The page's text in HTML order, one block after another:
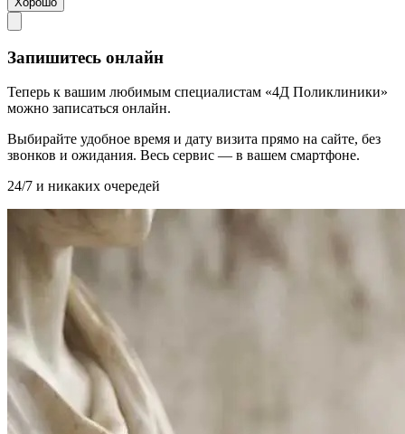
Запишитесь онлайн
Теперь к вашим любимым специалистам «4Д Поликлиники»
можно записаться онлайн.
Выбирайте удобное время и дату визита прямо на сайте, без
звонков и ожидания. Весь сервис — в вашем смартфоне.
24/7 и никаких очередей